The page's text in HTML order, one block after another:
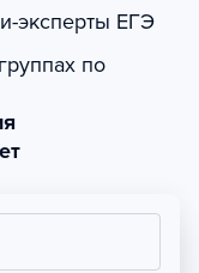
эксперты ЕГЭ
по